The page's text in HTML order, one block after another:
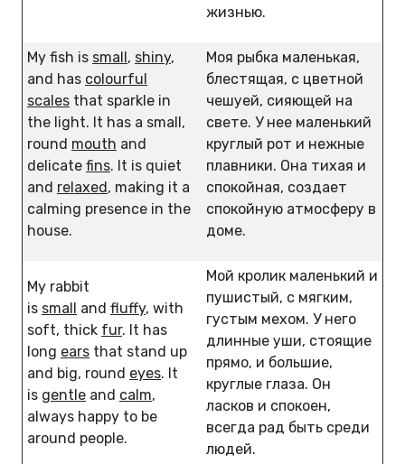
жизнью.
My fish is small, shiny,
and has colourful
scales that sparkle in
the light. It has a small,
round mouth and
delicate fins. It is quiet
and relaxed, making it a
calming presence in the
house.
Моя рыбка маленькая,
блестящая, с цветной
чешуей, сияющей на
свете. У нее маленький
круглый рот и нежные
плавники. Она тихая и
спокойная, создает
спокойную атмосферу в
доме.
My rabbit
is small and fluffy, with
soft, thick fur. It has
long ears that stand up
and big, round eyes. It
is gentle and calm,
always happy to be
around people.
Мой кролик маленький и
пушистый, с мягким,
густым мехом. У него
длинные уши, стоящие
прямо, и большие,
круглые глаза. Он
ласков и спокоен,
всегда рад быть среди
людей.